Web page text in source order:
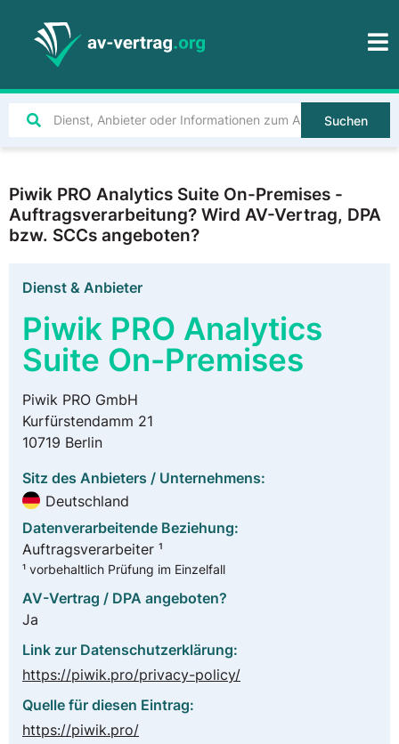
Suchen
Piwik PRO Analytics Suite On-Premises -
Auftragsverarbeitung? Wird AV-Vertrag, DPA
bzw. SCCs angeboten?
Dienst & Anbieter
Piwik PRO Analytics
Suite On-Premises
Piwik PRO GmbH
Kurfürstendamm 21
10719 Berlin
Sitz des Anbieters / Unternehmens:
Deutschland
Datenverarbeitende Beziehung:
Auftragsverarbeiter ¹
¹ vorbehaltlich Prüfung im Einzelfall
AV-Vertrag / DPA angeboten?
Ja
Link zur Datenschutzerklärung:
https://piwik.pro/privacy-policy/
Quelle für diesen Eintrag:
https://piwik.pro/